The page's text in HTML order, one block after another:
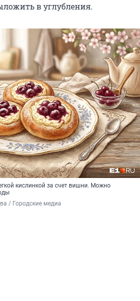
в углубления.
кислинкой за счет вишни. Можно
/ Городские медиа